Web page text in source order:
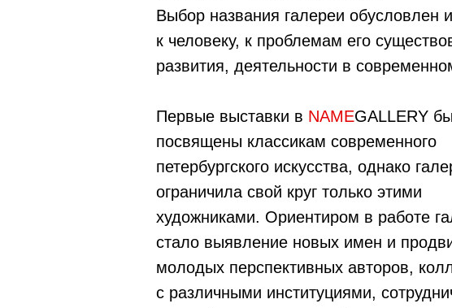
Выбор названия галереи обусловлен
к человеку, к проблемам его
развития, деятельности в
Первые выставки в NAMEGALLERY
посвящены классикам современного
петербургского искусства, однако
ограничила свой круг только этими
художниками. Ориентиром в работе
стало выявление новых имен и
молодых перспективных авторов,
с различными институциями,